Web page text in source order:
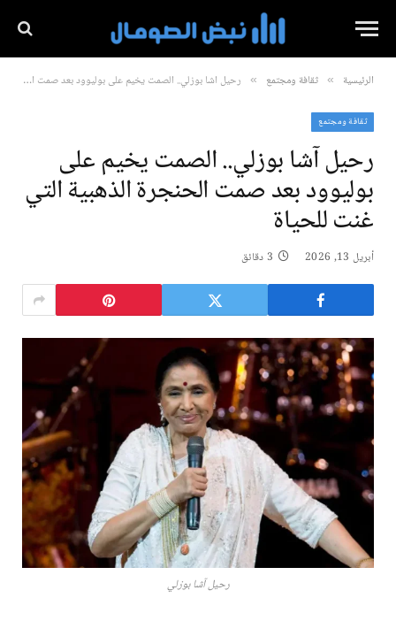
الرئيسية » ثقافة ومجتمع » رحيل آشا بوزلي.. الصمت يخيم على بوليوود بعد صمت الحنجرة الذهبية التي غنت للحياة
ثقافة ومجتمع
رحيل آشا بوزلي.. الصمت يخيم على
بوليوود بعد صمت الحنجرة الذهبية التي
غنت للحياة
أبريل 13, 2026 3 دقائق
رحيل آشا بوزلي